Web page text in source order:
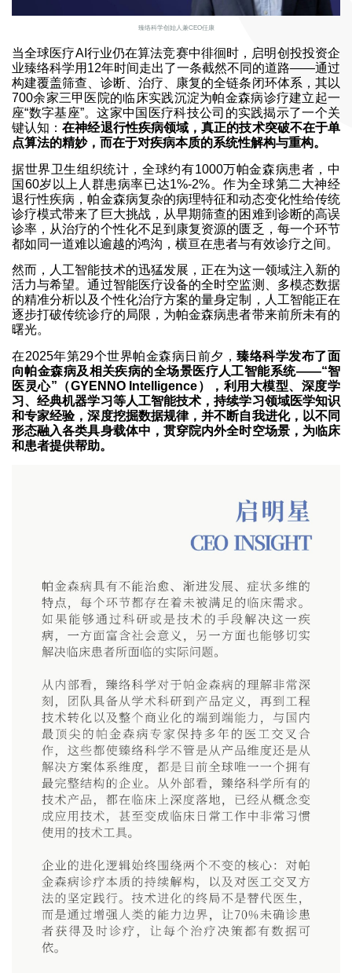
臻络科学创始人兼CEO任康
当全球医疗AI行业仍在算法竞赛中徘徊时，启明创投投资企
业臻络科学用12年时间走出了一条截然不同的道路——通过
构建覆盖筛查、诊断、治疗、康复的全链条闭环体系，其以
700余家三甲医院的临床实践沉淀为帕金森病诊疗建立起一
座“数字基座”。这家中国医疗科技公司的实践揭示了一个关
键认知：在神经退行性疾病领域，真正的技术突破不在于单
点算法的精妙，而在于对疾病本质的系统性解构与重构。
据世界卫生组织统计，全球约有1000万帕金森病患者，中
国60岁以上人群患病率已达1%-2%。作为全球第二大神经
退行性疾病，帕金森病复杂的病理特征和动态变化性给传统
诊疗模式带来了巨大挑战，从早期筛查的困难到诊断的高误
诊率，从治疗的个性化不足到康复资源的匮乏，每一个环节
都如同一道难以逾越的鸿沟，横亘在患者与有效诊疗之间。
然而，人工智能技术的迅猛发展，正在为这一领域注入新的
活力与希望。通过智能医疗设备的全时空监测、多模态数据
的精准分析以及个性化治疗方案的量身定制，人工智能正在
逐步打破传统诊疗的局限，为帕金森病患者带来前所未有的
曙光。
在2025年第29个世界帕金森病日前夕，臻络科学发布了面
向帕金森病及相关疾病的全场景医疗人工智能系统——“智
医灵心”（GYENNO Intelligence），利用大模型、深度学
习、经典机器学习等人工智能技术，持续学习领域医学知识
和专家经验，深度挖掘数据规律，并不断自我进化，以不同
形态融入各类具身载体中，贯穿院内外全时空场景，为临床
和患者提供帮助。